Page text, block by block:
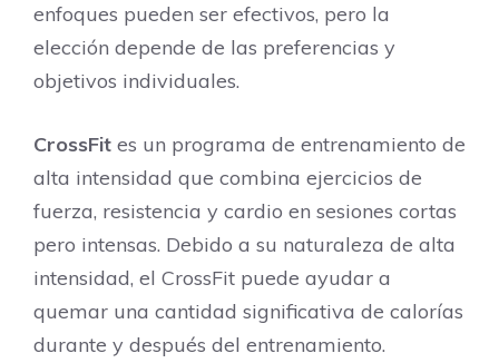
enfoques pueden ser efectivos, pero la
elección depende de las preferencias y
objetivos individuales.
CrossFit es un programa de entrenamiento de
alta intensidad que combina ejercicios de
fuerza, resistencia y cardio en sesiones cortas
pero intensas. Debido a su naturaleza de alta
intensidad, el CrossFit puede ayudar a
quemar una cantidad significativa de calorías
durante y después del entrenamiento.